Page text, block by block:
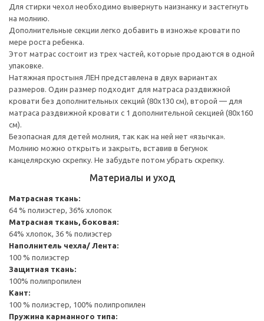
Для стирки чехол необходимо вывернуть наизнанку и застегнуть
на молнию.
Дополнительные секции легко добавить в изножье кровати по
мере роста ребенка.
Этот матрас состоит из трех частей, которые продаются в одной
упаковке.
Натяжная простыня ЛЕН представлена в двух вариантах
размеров. Один размер подходит для матраса раздвижной
кровати без дополнительных секций (80x130 см), второй — для
матраса раздвижной кровати с 1 дополнительной секцией (80x160
см).
Безопасная для детей молния, так как на ней нет «язычка».
Молнию можно открыть и закрыть, вставив в бегунок
канцелярскую скрепку. Не забудьте потом убрать скрепку.
Материалы и уход
Матрасная ткань:
64 % полиэстер, 36% хлопок
Матрасная ткань, боковая:
64% хлопок, 36 % полиэстер
Наполнитель чехла/ Лента:
100 % полиэстер
Защитная ткань:
100% полипропилен
Кант:
100 % полиэстер, 100% полипропилен
Пружина карманного типа: